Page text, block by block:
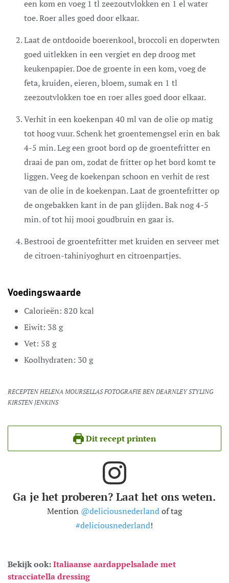
een kom en voeg 1 tl zeezoutvlokken en 1 el water
toe. Roer alles goed door elkaar.
Laat de ontdooide boerenkool, broccoli en doperwten
goed uitlekken in een vergiet en dep droog met
keukenpapier. Doe de groente in een kom, voeg de
feta, kruiden, eieren, bloem, sumak en 1 tl
zeezoutvlokken toe en roer alles goed door elkaar.
Verhit in een koekenpan 40 ml van de olie op matig
tot hoog vuur. Schenk het groentemengsel erin en bak
4-5 min. Leg een groot bord op de groentefritter en
draai de pan om, zodat de fritter op het bord komt te
liggen. Veeg de koekenpan schoon en verhit de rest
van de olie in de koekenpan. Laat de groentefritter op
de ongebakken kant in de pan glijden. Bak nog 4-5
min. of tot hij mooi goudbruin en gaar is.
Bestrooi de groentefritter met kruiden en serveer met
de citroen-tahiniyoghurt en citroenpartjes.
Voedingswaarde
Calorieën: 820 kcal
Eiwit: 38 g
Vet: 58 g
Koolhydraten: 30 g
RECEPTEN HELENA MOURSELLAS FOTOGRAFIE BEN DEARNLEY STYLING
KIRSTEN JENKINS
Dit recept printen
Ga je het proberen? Laat het ons weten.
Mention @deliciousnederlandof tag
#deliciousnederland!
Bekijk ook:Italiaanse aardappelsalade met
stracciatella dressing